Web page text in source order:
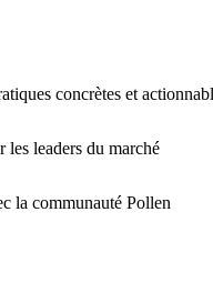
concrètes et
les leaders du marché
la communauté Pollen